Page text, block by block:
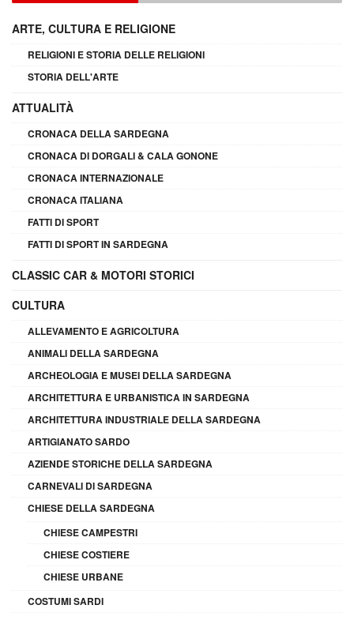
ARTE, CULTURA E RELIGIONE
RELIGIONI E STORIA DELLE RELIGIONI
STORIA DELL'ARTE
ATTUALITÀ
CRONACA DELLA SARDEGNA
CRONACA DI DORGALI & CALA GONONE
CRONACA INTERNAZIONALE
CRONACA ITALIANA
FATTI DI SPORT
FATTI DI SPORT IN SARDEGNA
CLASSIC CAR & MOTORI STORICI
CULTURA
ALLEVAMENTO E AGRICOLTURA
ANIMALI DELLA SARDEGNA
ARCHEOLOGIA E MUSEI DELLA SARDEGNA
ARCHITETTURA E URBANISTICA IN SARDEGNA
ARCHITETTURA INDUSTRIALE DELLA SARDEGNA
ARTIGIANATO SARDO
AZIENDE STORICHE DELLA SARDEGNA
CARNEVALI DI SARDEGNA
CHIESE DELLA SARDEGNA
CHIESE CAMPESTRI
CHIESE COSTIERE
CHIESE URBANE
COSTUMI SARDI